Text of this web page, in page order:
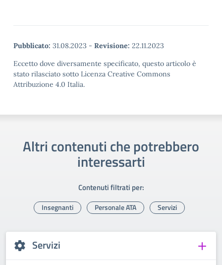
Pubblicato: 31.08.2023 - Revisione: 22.11.2023
Eccetto dove diversamente specificato, questo articolo è
stato rilasciato sotto Licenza Creative Commons
Attribuzione 4.0 Italia.
Altri contenuti che potrebbero
interessarti
Contenuti filtrati per:
Insegnanti Personale ATA Servizi
Servizi